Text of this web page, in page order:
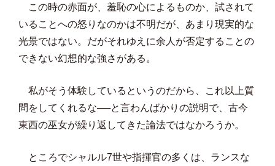
この時の赤面が、羞恥の心によるものか、試されて
いることへの怒りなのかは不明だが、あまり現実的な
光景ではない。だがそれゆえに余人が否定することの
できない幻想的な強さがある。
私がそう体験しているというのだから、これ以上質
問をしてくれるな──と言わんばかりの説明で、古今
東西の巫女が繰り返してきた論法ではなかろうか。
ところでシャルル7世や指揮官の多くは、ランスな